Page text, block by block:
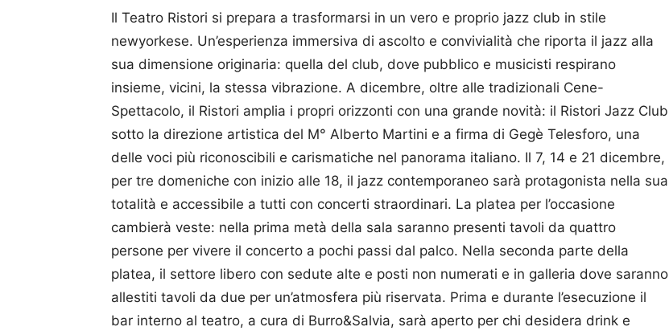
Il Teatro Ristori si prepara a trasformarsi in un vero e proprio jazz club in stile
newyorkese. Un’esperienza immersiva di ascolto e convivialità che riporta il jazz alla
sua dimensione originaria: quella del club, dove pubblico e musicisti respirano
insieme, vicini, la stessa vibrazione. A dicembre, oltre alle tradizionali Cene-
Spettacolo, il Ristori amplia i propri orizzonti con una grande novità: il Ristori Jazz Club
sotto la direzione artistica del M° Alberto Martini e a firma di Gegè Telesforo, una
delle voci più riconoscibili e carismatiche nel panorama italiano. Il 7, 14 e 21 dicembre,
per tre domeniche con inizio alle 18, il jazz contemporaneo sarà protagonista nella sua
totalità e accessibile a tutti con concerti straordinari. La platea per l’occasione
cambierà veste: nella prima metà della sala saranno presenti tavoli da quattro
persone per vivere il concerto a pochi passi dal palco. Nella seconda parte della
platea, il settore libero con sedute alte e posti non numerati e in galleria dove saranno
allestiti tavoli da due per un’atmosfera più riservata. Prima e durante l’esecuzione il
bar interno al teatro, a cura di Burro&Salvia, sarà aperto per chi desidera drink e